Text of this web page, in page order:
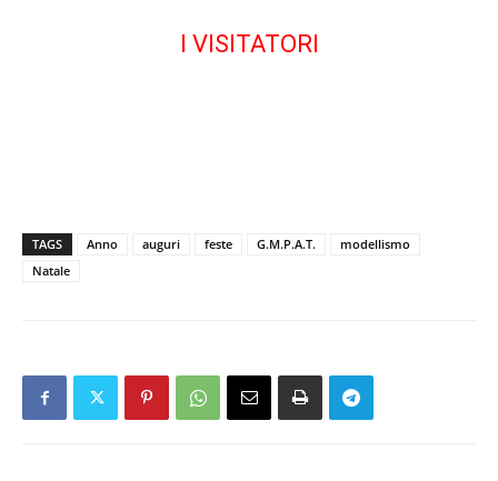
I VISITATORI
TAGS Anno auguri feste G.M.P.A.T.
modellismo
Natale